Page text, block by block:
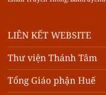
LIÊN KẾT WEBSITE
Thư viện Thánh Tâm
Tổng Giáo phận Huế